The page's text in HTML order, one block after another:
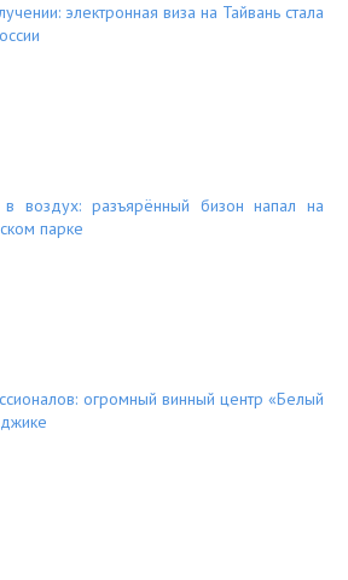
электронная виза на Тайвань стала
воздух: разъярённый бизон напал на
парке
огромный винный центр «Белый